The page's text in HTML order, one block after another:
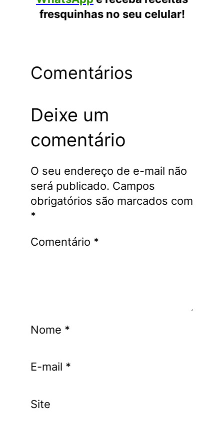
fresquinhas no seu celular!
Comentários
Deixe um
comentário
O seu endereço de e-mail não
será publicado. Campos
obrigatórios são marcados com
*
Comentário *
Nome *
E-mail *
Site